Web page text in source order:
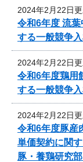
2024年2月22日
令和6年度 流
する一般競争
2024年2月22日
令和6年度鶏用
する一般競争
2024年2月22日
令和6年度豚産
単価契約に関
豚・養鶏研究部